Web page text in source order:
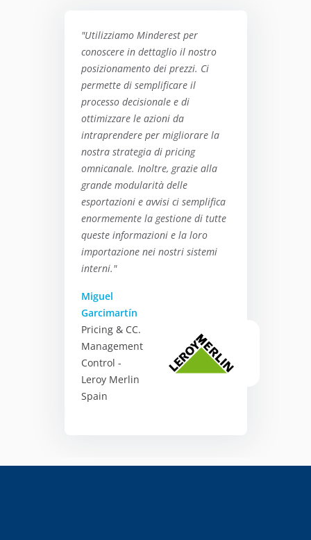
"Utilizziamo Minderest per
conoscere in dettaglio il nostro
posizionamento dei prezzi. Ci
permette di semplificare il
processo decisionale e di
ottimizzare le azioni da
intraprendere per migliorare la
nostra strategia di pricing
omnicanale. Inoltre, grazie alla
grande modularità delle
esportazioni e avvisi ci semplifica
enormemente la gestione di tutte
queste informazioni e la loro
importazione nei nostri sistemi
interni."
Miguel
Garcimartín
Pricing & CC.
Management
Control -
Leroy Merlin
Spain